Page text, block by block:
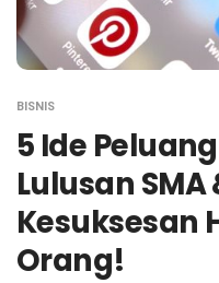
BISNIS
5 Ide
Lulusan SMA
Kesuksesan
Orang!